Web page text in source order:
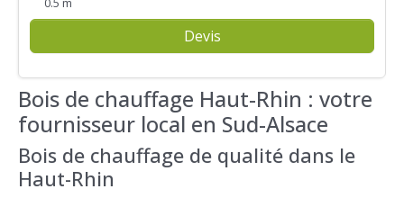
Devis
Bois de chauffage Haut-Rhin : votre
fournisseur local en Sud-Alsace
Bois de chauffage de qualité dans le
Haut-Rhin